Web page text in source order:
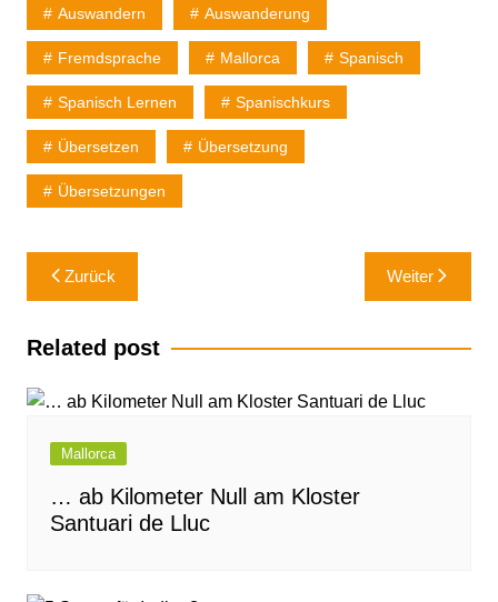
Auswandern Auswanderung
Fremdsprache Mallorca Spanisch
Spanisch Lernen Spanischkurs
Übersetzen Übersetzung
Übersetzungen
Beitragsnavigation
Zurück Weiter
Related post
Mallorca
… ab Kilometer Null am Kloster
Santuari de Lluc